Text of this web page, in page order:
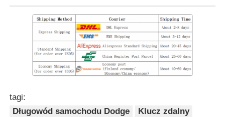
tagi:
Długowód samochodu Dodge
Klucz zdalny